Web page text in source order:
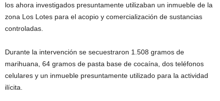
los ahora investigados presuntamente utilizaban un inmueble de la
zona Los Lotes para el acopio y comercialización de sustancias
controladas.
Durante la intervención se secuestraron 1.508 gramos de
marihuana, 64 gramos de pasta base de cocaína, dos teléfonos
celulares y un inmueble presuntamente utilizado para la actividad
ilícita.